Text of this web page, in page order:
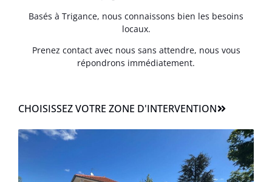
Basés à Trigance, nous connaissons bien les besoins
locaux.
Prenez contact avec nous sans attendre, nous vous
répondrons immédiatement.
CHOISISSEZ VOTRE ZONE D'INTERVENTION